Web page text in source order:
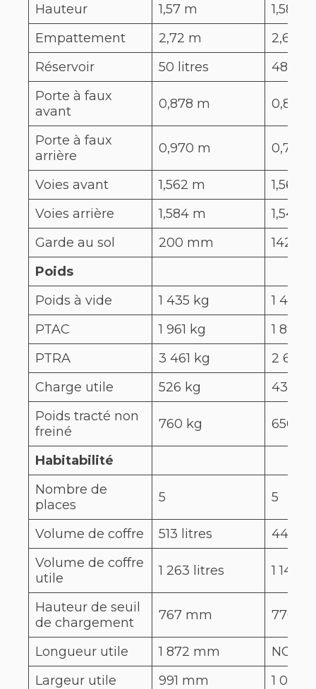
Hauteur
1,57 m
1,58 m
Empattement
2,72 m
2,64 m
Réservoir
50 litres
48
Porte à faux
avant
0,878 m 0,876
Porte à faux
arrière
0,970 m 0,712
Voies avant 1,562 m
1,560
Voies arrière
1,584 m
1,547
Garde au sol
200 mm
142
Poids
Poids à vide
1 435 kg
1 461
PTAC
1 961 kg
1 896
PTRA
3 461 kg
2 646
Charge utile
526 kg
435 kg
Poids tracté non
freiné
760 kg 650 kg
Habitabilité
Nombre de
places
5 5
Volume de coffre 513 litres
440
Volume de coffre
utile
1 263 litres 1 149
Hauteur de seuil
de chargement
767 mm 776
Longueur utile 1 872 mm
NC
Largeur utile
991 mm
1 023